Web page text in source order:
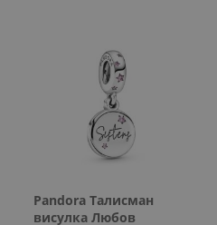
Pandora Талисман
висулка Любов